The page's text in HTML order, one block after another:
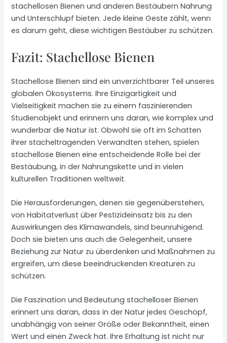
stachellosen Bienen und anderen Bestäubern Nahrung
und Unterschlupf bieten. Jede kleine Geste zählt, wenn
es darum geht, diese wichtigen Bestäuber zu schützen.
Fazit: Stachellose Bienen
Stachellose Bienen sind ein unverzichtbarer Teil unseres
globalen Ökosystems. Ihre Einzigartigkeit und
Vielseitigkeit machen sie zu einem faszinierenden
Studienobjekt und erinnern uns daran, wie komplex und
wunderbar die Natur ist. Obwohl sie oft im Schatten
ihrer stacheltragenden Verwandten stehen, spielen
stachellose Bienen eine entscheidende Rolle bei der
Bestäubung, in der Nahrungskette und in vielen
kulturellen Traditionen weltweit.
Die Herausforderungen, denen sie gegenüberstehen,
von Habitatverlust über Pestizideinsatz bis zu den
Auswirkungen des Klimawandels, sind beunruhigend.
Doch sie bieten uns auch die Gelegenheit, unsere
Beziehung zur Natur zu überdenken und Maßnahmen zu
ergreifen, um diese beeindruckenden Kreaturen zu
schützen.
Die Faszination und Bedeutung stachelloser Bienen
erinnert uns daran, dass in der Natur jedes Geschöpf,
unabhängig von seiner Größe oder Bekanntheit, einen
Wert und einen Zweck hat. Ihre Erhaltung ist nicht nur